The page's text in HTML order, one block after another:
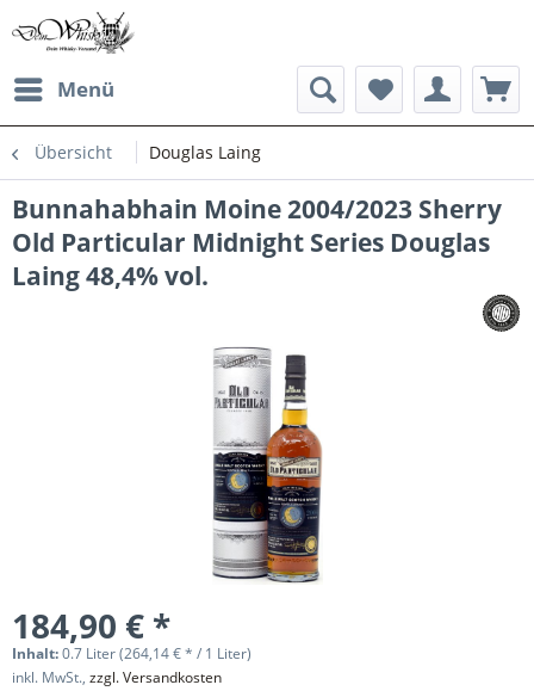
Menü
Übersicht Douglas Laing
Bunnahabhain Moine 2004/2023 Sherry
Old Particular Midnight Series Douglas
Laing 48,4% vol.
184,90 € *
Inhalt:0.7 Liter (264,14 € * / 1 Liter)
inkl. MwSt., zzgl. Versandkosten